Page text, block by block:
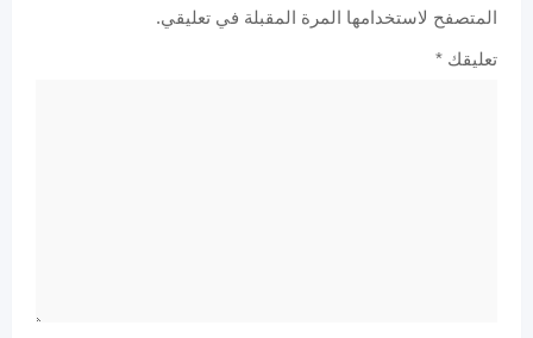
المتصفح لاستخدامها المرة المقبلة في تعليقي.
تعليقك *